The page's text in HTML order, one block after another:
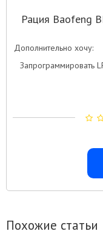
Рация Baofeng
Дополнительно хочу:
Запрограммировать
Похожие статьи